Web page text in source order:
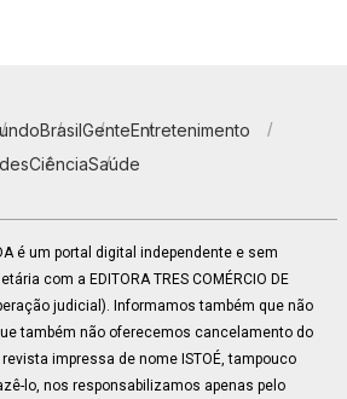
BrasilGenteEntretenimento
CiênciaSaúde
é um portal digital independente e sem
com a EDITORA TRES COMÉRCIO DE
judicial). Informamos também que não
também não oferecemos cancelamento do
impressa de nome ISTOÉ, tampouco
lo, nos responsabilizamos apenas pelo